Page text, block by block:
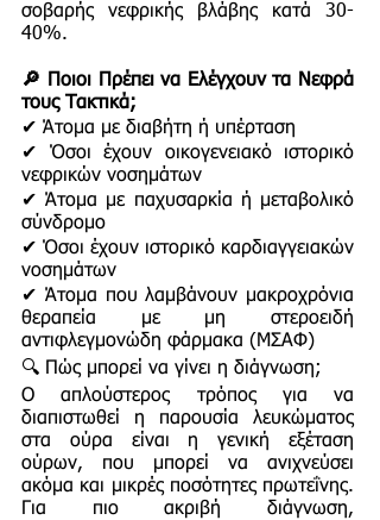
σοβαρής νεφρικής βλάβης κατά 30-
40%.
🔎 Ποιοι Πρέπει να Ελέγχουν τα Νεφρά
τους Τακτικά;
✔ Άτομα με διαβήτη ή υπέρταση
✔ Όσοι έχουν οικογενειακό ιστορικό
νεφρικών νοσημάτων
✔ Άτομα με παχυσαρκία ή μεταβολικό
σύνδρομο
✔ Όσοι έχουν ιστορικό καρδιαγγειακών
νοσημάτων
✔ Άτομα που λαμβάνουν μακροχρόνια
θεραπεία με μη στεροειδή
αντιφλεγμονώδη φάρμακα (ΜΣΑΦ)
🔍 Πώς μπορεί να γίνει η διάγνωση;
Ο απλούστερος τρόπος για να
διαπιστωθεί η παρουσία λευκώματος
στα ούρα είναι η γενική εξέταση
ούρων, που μπορεί να ανιχνεύσει
ακόμα και μικρές ποσότητες πρωτεΐνης.
Για πιο ακριβή διάγνωση,